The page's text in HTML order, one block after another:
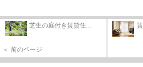
芝生の庭付き賃貸住...
＜ 前のページ